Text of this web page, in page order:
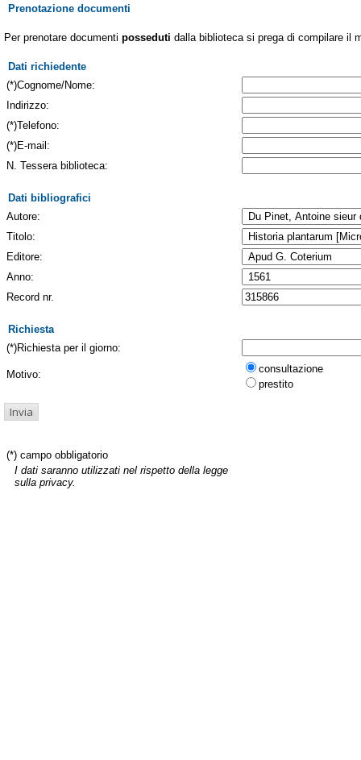
Prenotazione documenti
Per prenotare documenti posseduti dalla biblioteca si prega di compilare il
Dati richiedente
(*)Cognome/Nome:
Indirizzo:
(*)Telefono:
(*)E-mail:
N. Tessera biblioteca:
Dati bibliografici
Autore:
Titolo:
Editore:
Anno:
Record nr.
Richiesta
(*)Richiesta per il giorno:
Motivo:
consultazione
prestito
(*) campo obbligatorio
I dati saranno utilizzati nel rispetto della legge
sulla privacy.